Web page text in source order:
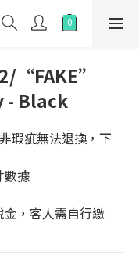
“FAKE”
- Black
瑕疵無法退換，下
數據
，客人需自行繳